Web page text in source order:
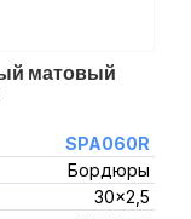
матовый
SPA060R
Бордюры
30x2,5